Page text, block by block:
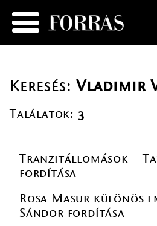
Keresés:Vladimir
Találatok: 3
Tranzitállomások –
fordítása
Rosa Masur különös
Sándor fordítása